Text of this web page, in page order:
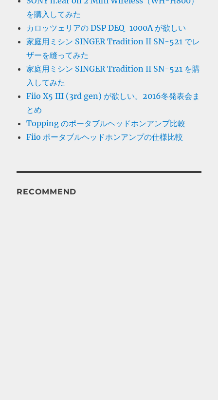
を購入してみた
カロッツェリアの DSP DEQ-1000A が欲しい
家庭用ミシン SINGER Tradition II SN-521 でレ
ザーを縫ってみた
家庭用ミシン SINGER Tradition II SN-521 を購
入してみた
Fiio X5 III (3rd gen) が欲しい。2016冬発表会ま
とめ
Topping のポータブルヘッドホンアンプ比較
Fiio ポータブルヘッドホンアンプの仕様比較
RECOMMEND